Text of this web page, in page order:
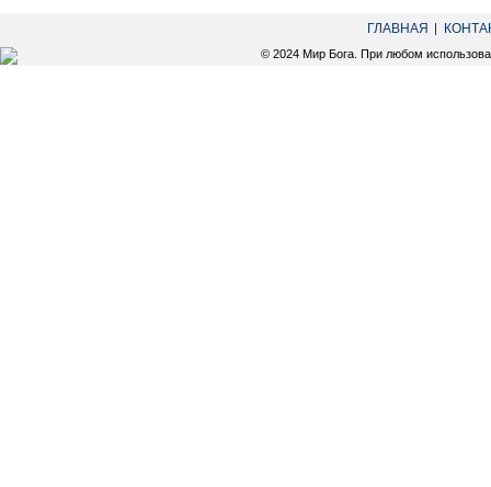
ГЛАВНАЯ
© 2024 Мир Бога. При любом